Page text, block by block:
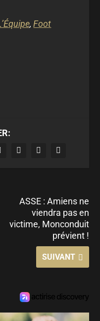
,Foot
ASSE : Amiens ne
viendra pas en
victime, Monconduit
prévient !
SUIVANT